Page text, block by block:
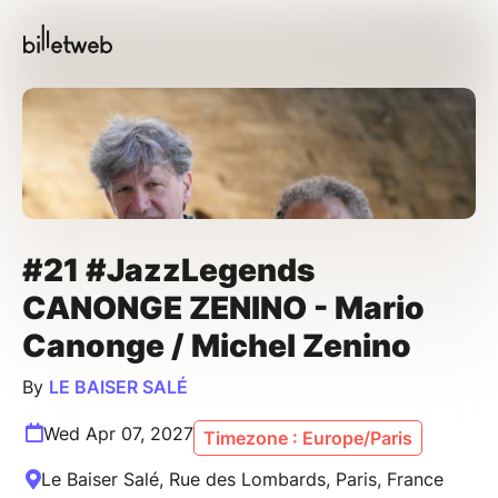
#21 #JazzLegends
CANONGE ZENINO - Mario
Canonge / Michel Zenino
By LE BAISER SALÉ
Wed Apr 07, 2027 Timezone : Europe/Paris
Le Baiser Salé, Rue des Lombards, Paris, France